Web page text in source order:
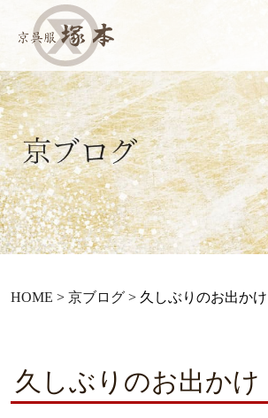
HOME > 京ブログ> 久しぶりのお出かけ
久しぶりのお出かけ